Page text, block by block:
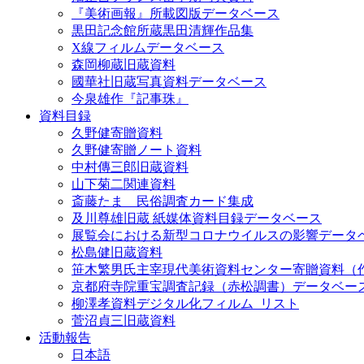
『美術画報』所載図版データベース
黒田記念館所蔵黒田清輝作品集
X線フィルムデータベース
森岡柳蔵旧蔵資料
國華社旧蔵写真資料データベース
今泉雄作『記事珠』
資料目録
久野健寄贈資料
久野健寄贈ノート資料
中村傳三郎旧蔵資料
山下菊二関連資料
斎藤たま 民俗調査カード集成
及川尊雄旧蔵 紙媒体資料目録データベース
展覧会における新型コロナウイルスの影響データ
松島健旧蔵資料
笹木繁男氏主宰現代美術資料センター寄贈資料（
京都府寺院重宝調査記録（赤松調書）データベー
柳澤孝資料デジタル化フィルム_リスト
菅沼貞三旧蔵資料
活動報告
日本語